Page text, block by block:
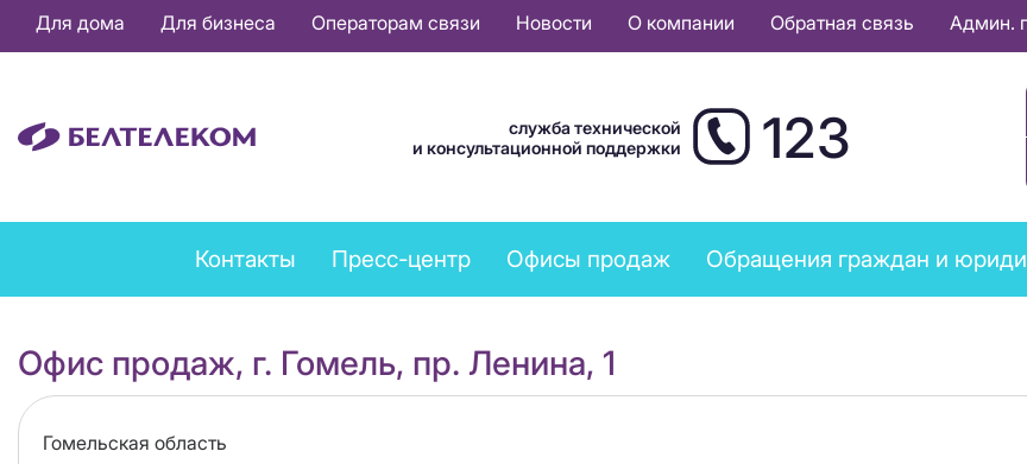
Основная
навигация
Для дома Для бизнеса Операторам связи Новости О компании Обратная связь Админ.
служба технической
и консультационной поддержки
123
Feedback
menu
Контакты Пресс-центр Офисы продаж Обращения граждан и
Офис продаж, г. Гомель, пр. Ленина, 1
Область
Гомельская область